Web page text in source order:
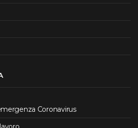
Coronavirus